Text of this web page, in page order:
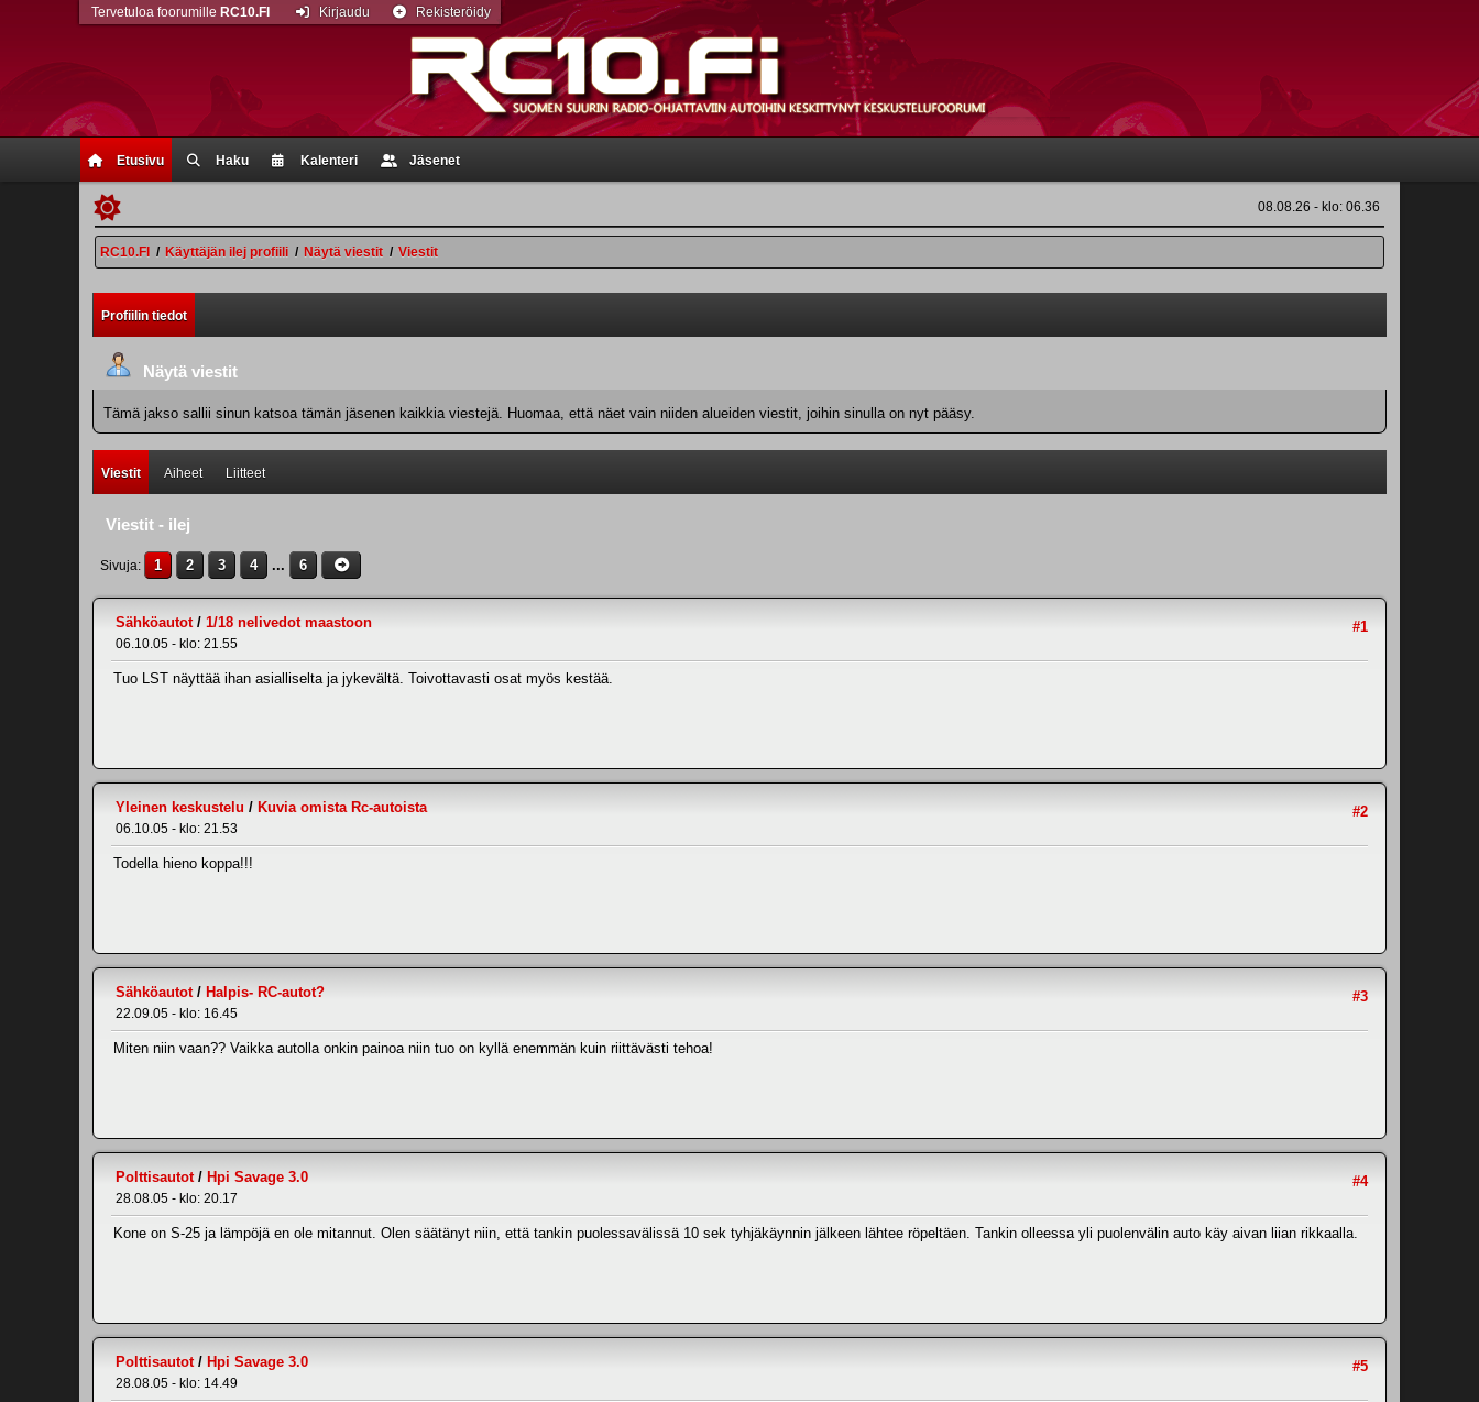
Etusivu Haku Kalenteri Jäsenet
Tervetuloa foorumille RC10.FI Kirjaudu Rekisteröidy
08.08.26 - klo: 06.36
RC10.FI / Käyttäjän ilej profiili / Näytä viestit / Viestit
Profiilin tiedot
Näytä viestit
Tämä jakso sallii sinun katsoa tämän jäsenen kaikkia viestejä. Huomaa, että näet vain niiden alueiden viestit, joihin sinulla on nyt pääsy.
Viestit Aiheet Liitteet
Viestit - ilej
Sivuja 1 2 3 4 ... 6
#1
Sähköautot/ 1/18 nelivedot maastoon
06.10.05 - klo: 21.55
Tuo LST näyttää ihan asialliselta ja jykevältä. Toivottavasti osat myös kestää.
#2
Yleinen keskustelu / Kuvia omista Rc-autoista
06.10.05 - klo: 21.53
Todella hieno koppa!!!
#3
Sähköautot/ Halpis- RC-autot?
22.09.05 - klo: 16.45
Miten niin vaan?? Vaikka autolla onkin painoa niin tuo on kyllä enemmän kuin riittävästi tehoa!
#4
Polttisautot/ Hpi Savage 3.0
28.08.05 - klo: 20.17
Kone on S-25 ja lämpöjä en ole mitannut. Olen säätänyt niin, että tankin puolessavälissä 10 sek tyhjäkäynnin jälkeen lähtee röpeltäen. Tankin olleessa yli puolenvälin auto käy aivan liian rikkaalla.
#5
Polttisautot/ Hpi Savage 3.0
28.08.05 - klo: 14.49